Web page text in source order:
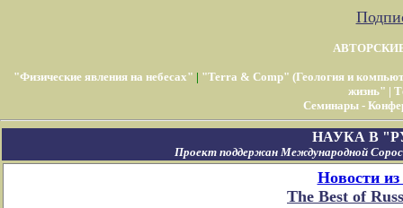
"Физические явления на небесах" | "Terra & Comp" (Геология и
жизнь" |
Семинары -
НАУКА В
Проект поддержан Международной
Новости
The Best of